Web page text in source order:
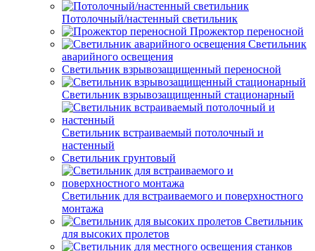
Потолочный/настенный светильник
Прожектор переносной
Светильник
аварийного освещения
Светильник взрывозащищенный переносной
Светильник взрывозащищенный стационарный
Светильник встраиваемый потолочный и
настенный
Светильник грунтовый
Светильник для встраиваемого и поверхностного
монтажа
Светильник
для высоких пролетов